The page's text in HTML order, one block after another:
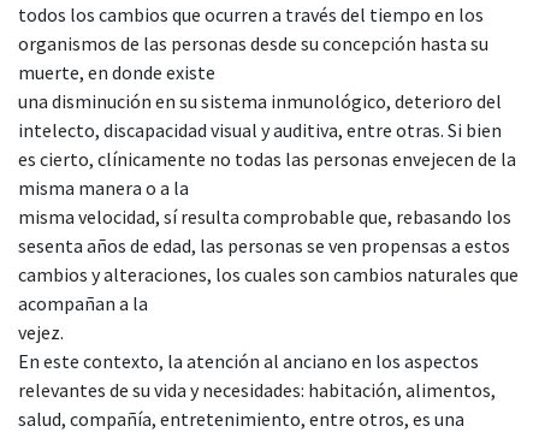
todos los cambios que ocurren a través del tiempo en los
organismos de las personas desde su concepción hasta su
muerte, en donde existe
una disminución en su sistema inmunológico, deterioro del
intelecto, discapacidad visual y auditiva, entre otras. Si bien
es cierto, clínicamente no todas las personas envejecen de la
misma manera o a la
misma velocidad, sí resulta comprobable que, rebasando los
sesenta años de edad, las personas se ven propensas a estos
cambios y alteraciones, los cuales son cambios naturales que
acompañan a la
vejez.
En este contexto, la atención al anciano en los aspectos
relevantes de su vida y necesidades: habitación, alimentos,
salud, compañía, entretenimiento, entre otros, es una